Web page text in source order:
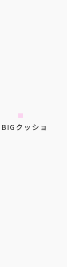
クッショ